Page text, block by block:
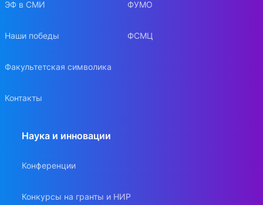
ЭФ в СМИ
Наши победы
Факультетская символика
Контакты
ФУМО
ФСМЦ
Наука и инновации
Конференции
Конкурсы на гранты и НИР